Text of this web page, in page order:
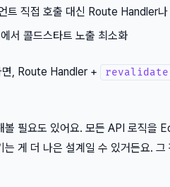
트 직접 호출 대신 Route Handler
서 콜드스타트 노출 최소화
면, Route Handler + revalidate
볼 필요도 있어요. 모든 API 로직을
는 게 더 나은 설계일 수 있거든요.